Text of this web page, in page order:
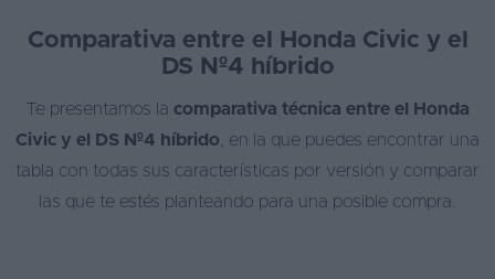
Coches
Renting
Suscripción
Stock
Comparativa entre el Honda Civic y el
DS Nº4 híbrido
Te presentamos la comparativa técnica entre el Honda
Civic y el DS Nº4 híbrido , en la que puedes encontrar una
tabla con todas sus características por versión y comparar
las que te estés planteando para una posible compra.